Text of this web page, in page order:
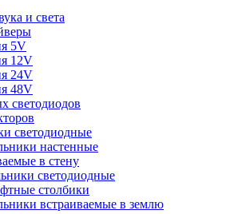
и света
5V
12V
24V
48V
светодиодов
светодиодные
настенные
в стену
светодиодные
столбики
встраиваемые в землю